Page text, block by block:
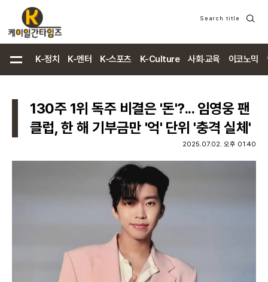
Search title
검
K-정치 K-엔터 K-스포츠 K-Culture 사회·교육 이코노믹
130주 1위 독주 비결은 '돈'?... 임영웅 팬
클럽, 한 해 기부금만 '억' 단위 '충격 실체'
2025.07.02. 오후 01:40